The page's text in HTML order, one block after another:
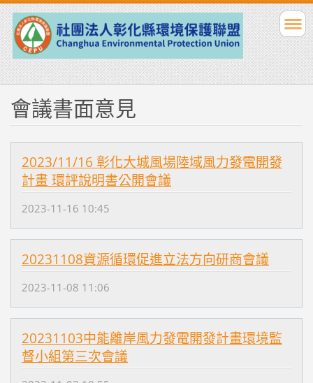
會議書面意見
2023/11/16 彰化大城風場陸域風力發電開發
計畫 環評說明書公開會議
2023-11-16 10:45
20231108資源循環促進立法方向研商會議
2023-11-08 11:06
20231103中能離岸風力發電開發計畫環境監
督小組第三次會議